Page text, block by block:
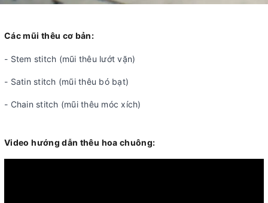
Các mũi thêu cơ bản:
- Stem stitch (mũi thêu lướt vặn)
- Satin stitch (mũi thêu bó bạt)
- Chain stitch (mũi thêu móc xích)
Video hướng dẫn thêu hoa chuông: